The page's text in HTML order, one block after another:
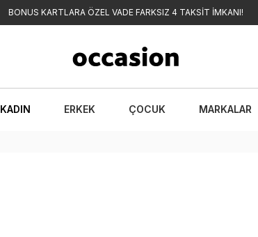
BONUS KARTLARA ÖZEL VADE FARKSIZ 4 TAKSİT İMKANI!
KADIN ERKEK ÇOCUK MARKALAR